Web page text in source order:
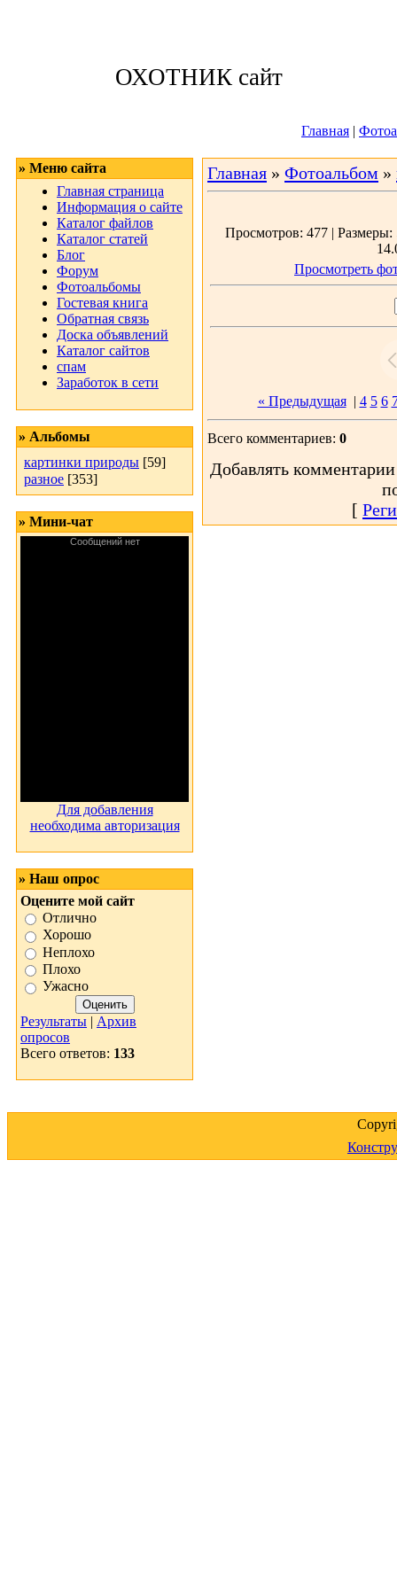
ОХОТНИК сайт
Главная |
» Меню сайта
Главная страница
Информация о сайте
Каталог файлов
Каталог статей
Блог
Форум
Фотоальбомы
Гостевая книга
Обратная связь
Доска объявлений
Каталог сайтов
спам
Заработок в сети
» Альбомы
картинки природы [59]
разное [353]
» Мини-чат
Для добавления
необходима авторизация
» Наш опрос
Оцените мой сайт
Отлично
Хорошо
Неплохо
Плохо
Ужасно
Результаты | Архив
опросов
Всего ответов: 133
Главная » Фотоальбом »
Просмотров: 477 |
Просмотреть
« Предыдущая| 4 5 6
Всего комментариев: 0
Добавлять
[